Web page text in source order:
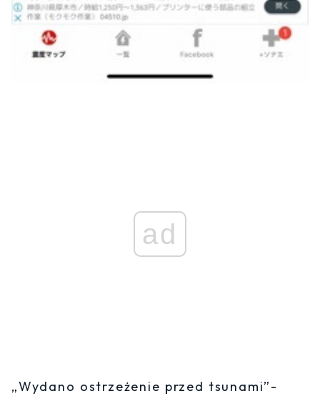
ad
„Wydano ostrzeżenie przed tsunami”-